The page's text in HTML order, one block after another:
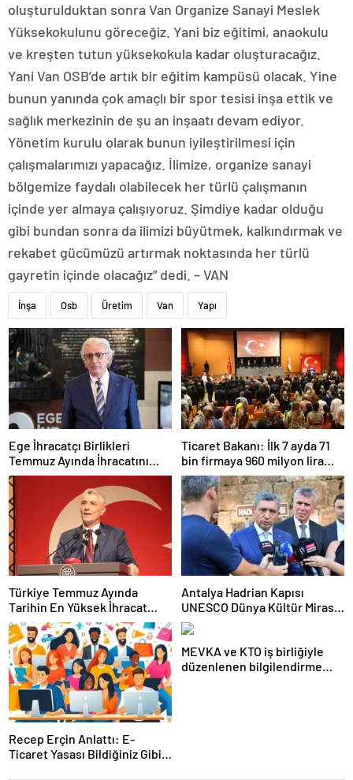
oluşturulduktan sonra Van Organize Sanayi Meslek
Yüksekokulunu göreceğiz. Yani biz eğitimi, anaokulu
ve kreşten tutun yüksekokula kadar oluşturacağız.
Yani Van OSB’de artık bir eğitim kampüsü olacak. Yine
bunun yanında çok amaçlı bir spor tesisi inşa ettik ve
sağlık merkezinin de şu an inşaatı devam ediyor.
Yönetim kurulu olarak bunun iyileştirilmesi için
çalışmalarımızı yapacağız. İlimize, organize sanayi
bölgemize faydalı olabilecek her türlü çalışmanın
içinde yer almaya çalışıyoruz. Şimdiye kadar olduğu
gibi bundan sonra da ilimizi büyütmek, kalkındırmak ve
rekabet gücümüzü artırmak noktasında her türlü
gayretin içinde olacağız” dedi. – VAN
İnşa Osb Üretim Van Yapı
Ege İhracatçı Birlikleri
Temmuz Ayında İhracatını
Artırdı
Ticaret Bakanı: İlk 7 ayda 71
bin firmaya 960 milyon lira
ceza uygulandı
Türkiye Temmuz Ayında
Tarihin En Yüksek İhracat
Rekorunu Kırdı
Antalya Hadrian Kapısı
UNESCO Dünya Kültür Mirası
Geçici Listesi’ne aday olacak
Recep Erçin Anlattı: E-
Ticaret Yasası Bildiğiniz Gibi
MEVKA ve KTO iş birliğiyle
düzenlenen bilgilendirme